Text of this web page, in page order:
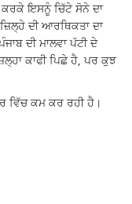
ਕਰਕੇ ਇਸਨੂੰ ਚਿੱਟੇ ਸੋਨੇ ਦਾ
ਦੀ ਆਰਥਿਕਤਾ ਦਾ
ਦੀ ਮਾਲਵਾ ਪੱਟੀ ਦੇ
ਕਾਫੀ ਪਿਛੇ ਹੈ, ਪਰ ਕੁਝ
ਵਿੱਚ ਕਮ ਕਰ ਰਹੀ ਹੈ।